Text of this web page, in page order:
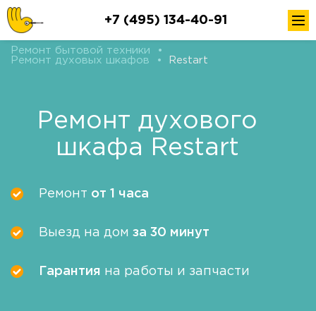
+7 (495) 134-40-91
Ремонт бытовой техники
•
Ремонт духовых шкафов
• Restart
Ремонт духового
шкафа Restart
Ремонт от 1 часа
Выезд на дом за 30 минут
Гарантия на работы и запчасти